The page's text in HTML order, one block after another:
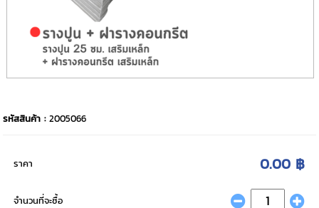
รหัสสินค้า :2005066
ราคา 0.00 ฿
จำนวนที่จะซื้อ